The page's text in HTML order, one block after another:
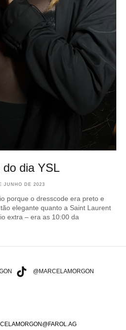
do dia YSL
JUNHO DE 2023
porque o dresscode era preto e
elegante quanto a Saint Laurent
extra – era as 10:00 da
@MARCELAMORGON